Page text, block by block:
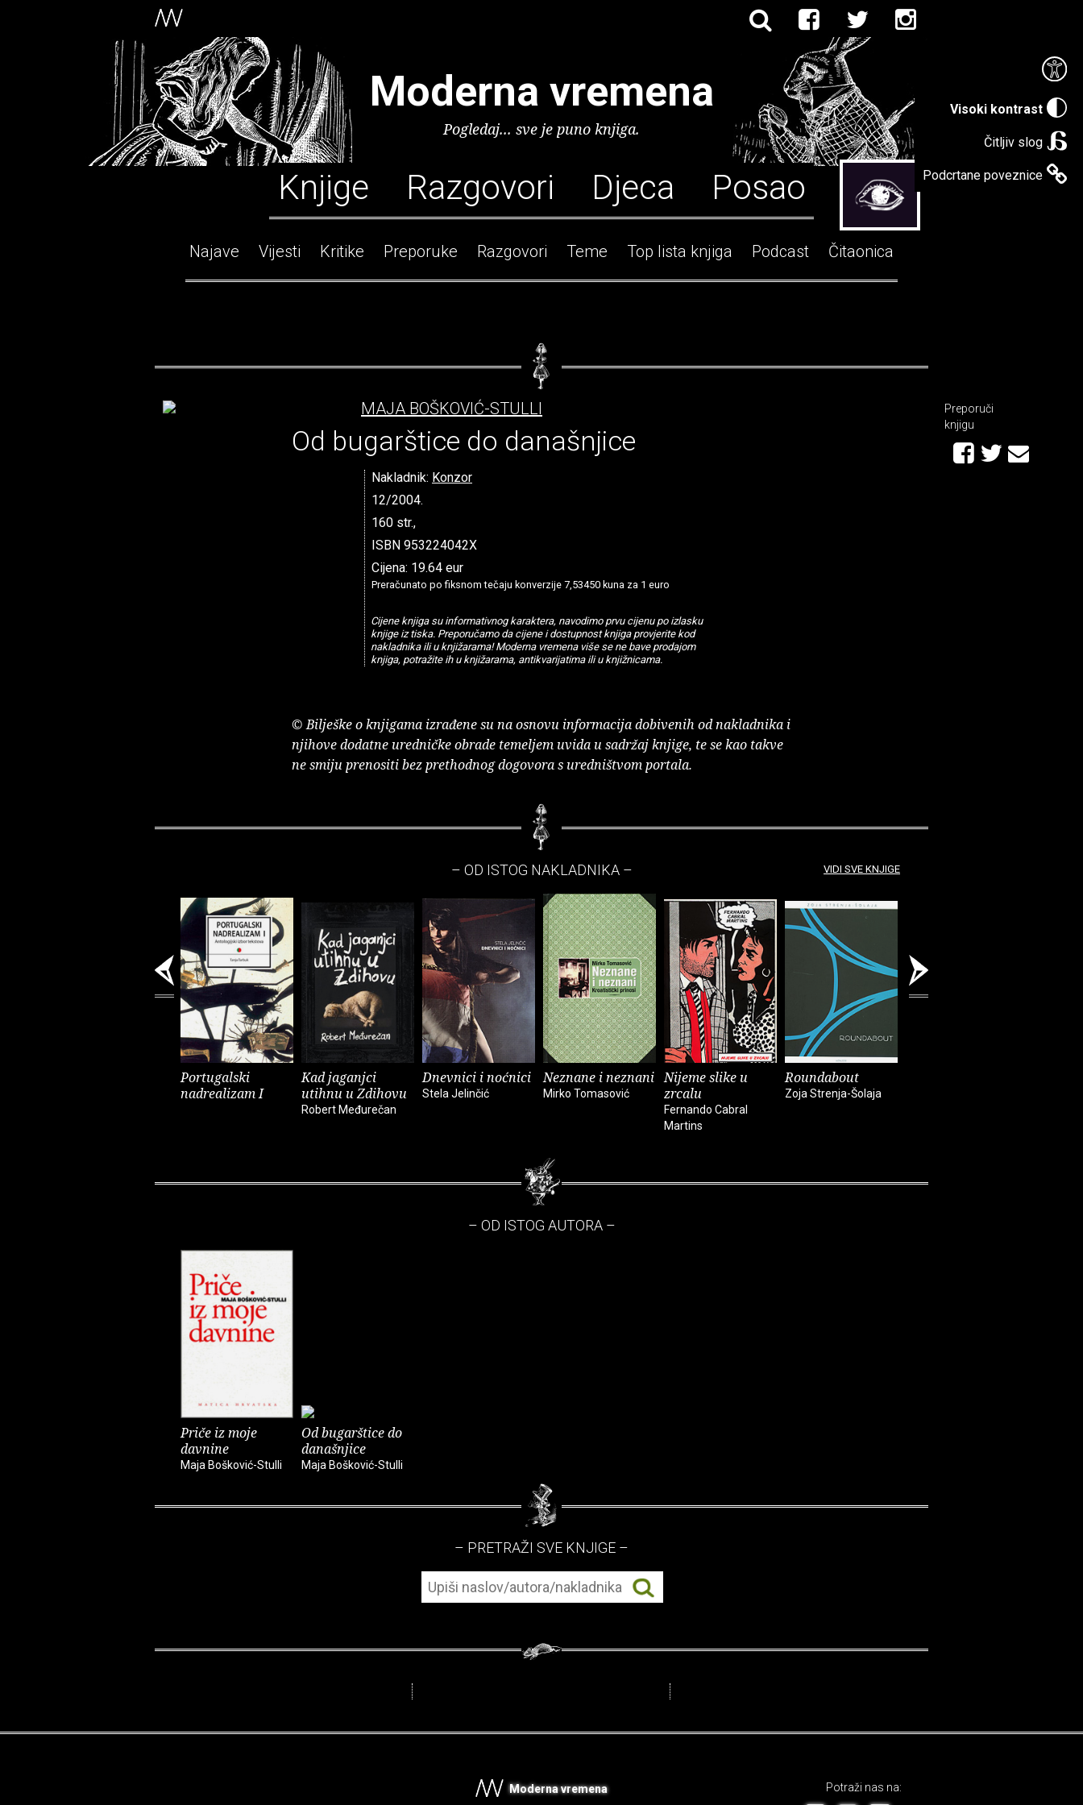
Visoki kontrast
Čitljiv slog
Podcrtane poveznice
Moderna vremena
Pogledaj... sve je puno knjiga.
Knjige Razgovori Djeca Posao
Najave Vijesti Kritike Preporuke Razgovori Teme Top lista knjiga Podcast Čitaonica
MAJA BOŠKOVIĆ-STULLI
Od bugarštice do današnjice
Nakladnik: Konzor
12/2004.
160 str.,
ISBN 953224042X
Cijena: 19.64 eur
Preračunato po fiksnom tečaju konverzije 7,53450 kuna za 1 euro
Cijene knjiga su informativnog karaktera, navodimo prvu cijenu po izlasku
knjige iz tiska. Preporučamo da cijene i dostupnost knjiga provjerite kod
nakladnika ili u knjižarama! Moderna vremena više se ne bave prodajom
knjiga, potražite ih u knjižarama, antikvarijatima ili u knjižnicama.
© Bilješke o knjigama izrađene su na osnovu informacija dobivenih od nakladnika i
njihove dodatne uredničke obrade temeljem uvida u sadržaj knjige, te se kao takve
ne smiju prenositi bez prethodnog dogovora s uredništvom portala.
Preporuči
knjigu
– OD ISTOG NAKLADNIKA –
Portugalski
nadrealizam I
Kad jaganjci
utihnu u Zdihovu
Robert Međurečan
Dnevnici i noćnici
Stela Jelinčić
Neznane i neznani
Mirko Tomasović
Nijeme slike u
zrcalu
Fernando Cabral
Martins
Roundabout
Zoja Strenja-Šolaja
VIDI SVE KNJIGE
– OD ISTOG AUTORA –
Priče iz moje
davnine
Maja Bošković-Stulli
Od bugarštice do
današnjice
Maja Bošković-Stulli
– PRETRAŽI SVE KNJIGE –
Moderna vremena Potraži nas na: